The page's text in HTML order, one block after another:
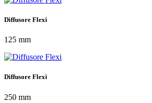
Diffusore Flexi
125 mm
Diffusore Flexi
250 mm